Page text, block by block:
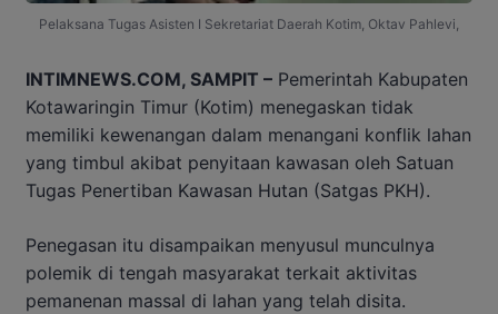
Pelaksana Tugas Asisten I Sekretariat Daerah Kotim, Oktav Pahlevi,
INTIMNEWS.COM, SAMPIT – Pemerintah Kabupaten
Kotawaringin Timur (Kotim) menegaskan tidak
memiliki kewenangan dalam menangani konflik lahan
yang timbul akibat penyitaan kawasan oleh Satuan
Tugas Penertiban Kawasan Hutan (Satgas PKH).
Penegasan itu disampaikan menyusul munculnya
polemik di tengah masyarakat terkait aktivitas
pemanenan massal di lahan yang telah disita.